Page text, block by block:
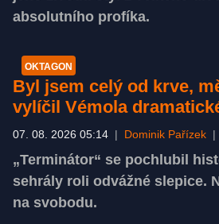
absolutního profíka.
OKTAGON
Byl jsem celý od krve,
vylíčil Vémola
07. 08. 2026 05:14 Dominik Pařízek
„Terminátor“ se pochlubil
sehrály roli odvážné slepice.
na svobodu.